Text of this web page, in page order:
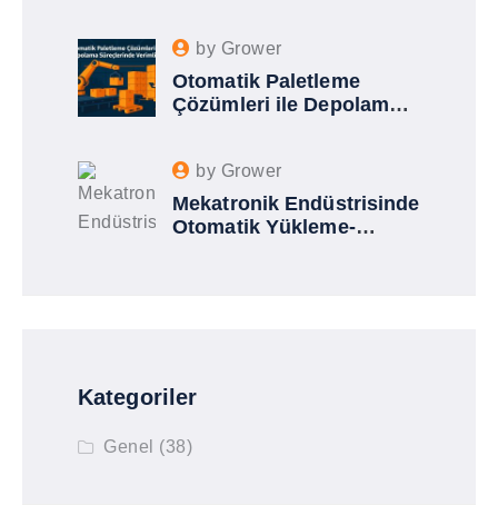
by Grower
Otomatik Paletleme
Çözümleri ile Depolama
by Grower
Mekatronik Endüstrisinde
Otomatik Yükleme-
Kategoriler
Genel (38)